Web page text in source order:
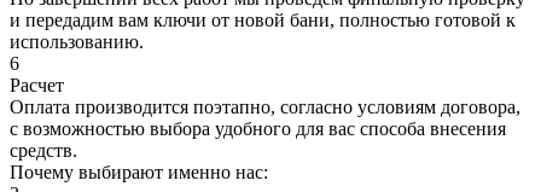
и передадим вам ключи от новой бани, полностью готовой к
использованию.
6
Расчет
Оплата производится поэтапно, согласно условиям договора,
с возможностью выбора удобного для вас способа внесения
средств.
Почему выбирают именно нас: